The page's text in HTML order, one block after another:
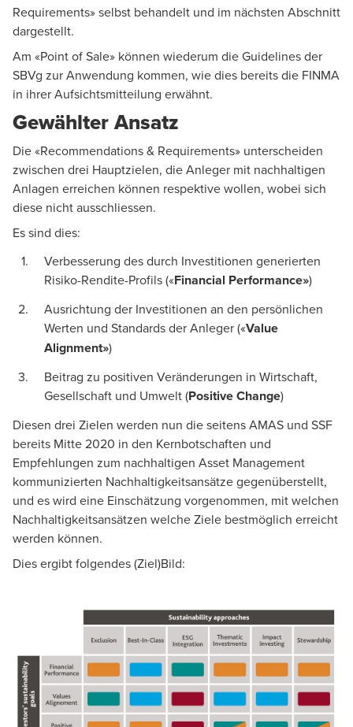
Requirements» selbst behandelt und im nächsten Abschnitt
dargestellt.
Am «Point of Sale» können wiederum dieGuidelinesder
SBVg zur Anwendung kommen, wie dies bereits die FINMA
in ihrer Aufsichtsmitteilung erwähnt.
Gewählter Ansatz
Die «Recommendations & Requirements» unterscheiden
zwischen drei Hauptzielen, die Anleger mit nachhaltigen
Anlagen erreichen können respektive wollen, wobei sich
diese nicht ausschliessen.
Es sind dies:
Verbesserung des durch Investitionen generierten
Risiko-Rendite-Profils («Financial Performance»)
Ausrichtung der Investitionen an den persönlichen
Werten und Standards der Anleger («Value
Alignment»)
Beitrag zu positiven Veränderungen in Wirtschaft,
Gesellschaft und Umwelt (Positive Change)
Diesen drei Zielen werden nun die seitens AMAS und SSF
bereits Mitte 2020 in den Kernbotschaften und
Empfehlungen zum nachhaltigen Asset Management
kommunizierten Nachhaltigkeitsansätze gegenüberstellt,
und es wird eine Einschätzung vorgenommen, mit welchen
Nachhaltigkeitsansätzen welche Ziele bestmöglich erreicht
werden können.
Dies ergibt folgendes (Ziel)Bild: